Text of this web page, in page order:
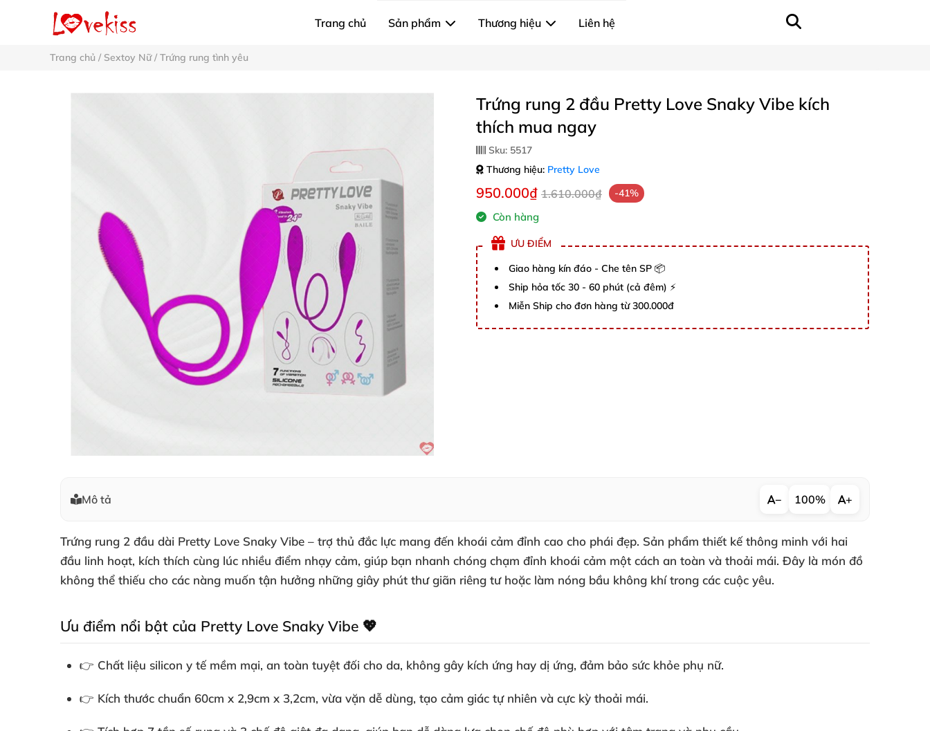
Trang chủ Sản phẩm Thương hiệu Liên hệ
Trang chủ / Sextoy Nữ/ Trứng rung tình yêu
Trứng rung 2 đầu Pretty Love Snaky Vibe kích
thích mua ngay
Sku: 5517
Thương hiệu: Pretty Love
950.000₫ 1.610.000₫ -41%
Còn hàng
ƯU ĐIỂM
Giao hàng kín đáo - Che tên SP 📦
Ship hỏa tốc 30 - 60 phút (cả đêm) ⚡
Miễn Ship cho đơn hàng từ 300.000đ
Mô tả − 100% +
Trứng rung 2 đầu dài Pretty Love Snaky Vibe – trợ thủ đắc lực mang đến khoái cảm đỉnh cao cho phái đẹp. Sản phẩm thiết kế thông minh với hai
đầu linh hoạt, kích thích cùng lúc nhiều điểm nhạy cảm, giúp bạn nhanh chóng chạm đỉnh khoái cảm một cách an toàn và thoải mái. Đây là món đồ
không thể thiếu cho các nàng muốn tận hưởng những giây phút thư giãn riêng tư hoặc làm nóng bầu không khí trong các cuộc yêu.
Ưu điểm nổi bật của Pretty Love Snaky Vibe 💖
👉 Chất liệu silicon y tế mềm mại, an toàn tuyệt đối cho da, không gây kích ứng hay dị ứng, đảm bảo sức khỏe phụ nữ.
👉 Kích thước chuẩn 60cm x 2,9cm x 3,2cm, vừa vặn dễ dùng, tạo cảm giác tự nhiên và cực kỳ thoải mái.